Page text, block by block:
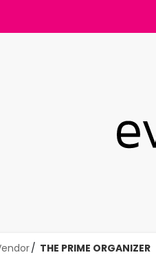
THE PRIME ORGANIZER